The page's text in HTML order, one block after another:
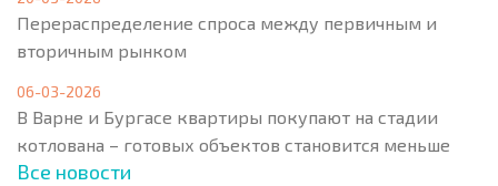
Перераспределение спроса между первичным и
вторичным рынком
06-03-2026
В Варне и Бургасе квартиры покупают на стадии
котлована – готовых объектов становится меньше
Все новости